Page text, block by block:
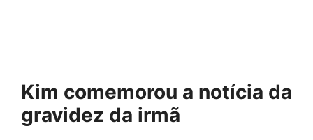
Kim comemorou a notícia da
gravidez da irmã